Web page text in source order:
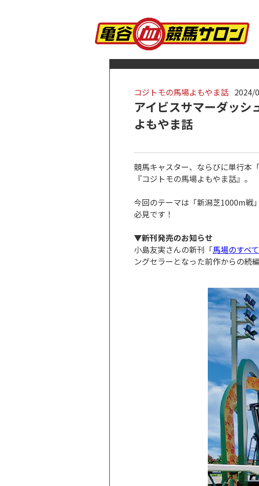
コジトモの馬場よもやま話 2024/
アイビスサマーダッシ
よもやま話
競馬キャスター、ならびに単行本
『コジトモの馬場よもやま話』。
今回のテーマは「新潟芝1000m戦
必見です！
▼新刊発売のお知らせ
小島友実さんの新刊「馬場のすべ
ングセラーとなった前作からの続